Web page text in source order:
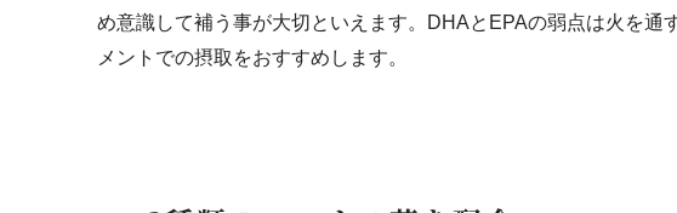
め意識して補う事が大切といえます。DHAとEPAの弱点は火を通
メントでの摂取をおすすめします。